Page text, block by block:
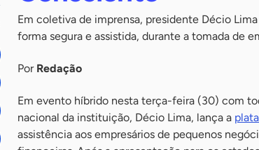
Em coletiva de imprensa, presidente Décio
forma segura e assistida, durante a tomada de
Por Redação
Em evento híbrido nesta terça-feira (30) com
nacional da instituição, Décio Lima, lança a
assistência aos empresários de pequenos